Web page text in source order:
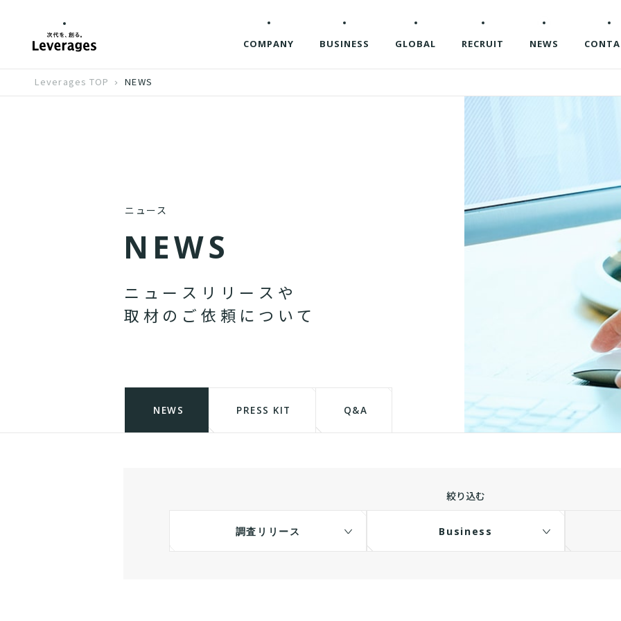
COMPANY BUSINESS GLOBAL RECRUIT NEWS
Leverages TOP NEWS
ニュース
N EWS
ニ ュ ー ス リ リ ー ス や
取 材 の ご 依 頼 に つ い て
NEWS PRESS KIT Q&A
絞り込む
調査リリース Business